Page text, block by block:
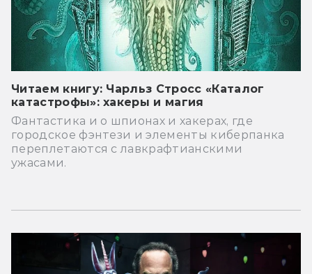
Читаем книгу: Чарльз Стросс «Каталог
катастрофы»: хакеры и магия
Фантастика и о шпионах и хакерах, где
городское фэнтези и элементы киберпанка
переплетаются с лавкрафтианскими
ужасами.